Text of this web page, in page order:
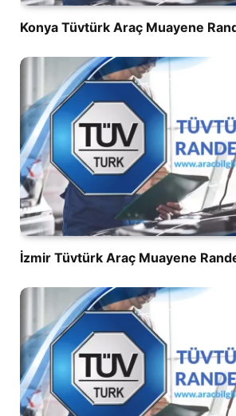
Konya Tüvtürk Araç Muayene
İzmir Tüvtürk Araç Muayene